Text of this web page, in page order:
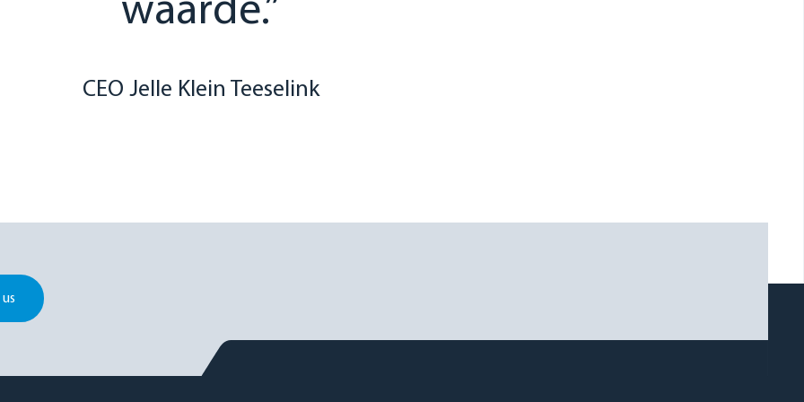
waarde.”
CEO Jelle Klein Teeselink